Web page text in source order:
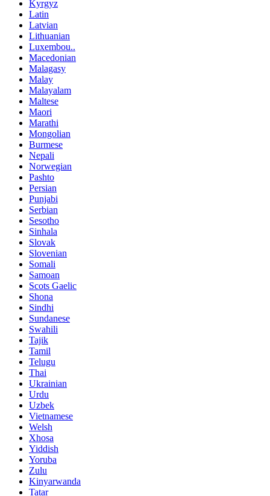
Kyrgyz
Latin
Latvian
Lithuanian
Luxembou..
Macedonian
Malagasy
Malay
Malayalam
Maltese
Maori
Marathi
Mongolian
Burmese
Nepali
Norwegian
Pashto
Persian
Punjabi
Serbian
Sesotho
Sinhala
Slovak
Slovenian
Somali
Samoan
Scots Gaelic
Shona
Sindhi
Sundanese
Swahili
Tajik
Tamil
Telugu
Thai
Ukrainian
Urdu
Uzbek
Vietnamese
Welsh
Xhosa
Yiddish
Yoruba
Zulu
Kinyarwanda
Tatar